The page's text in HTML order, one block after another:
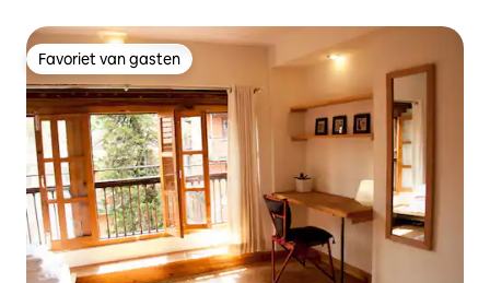
Favoriet van gasten
Favoriet van gasten